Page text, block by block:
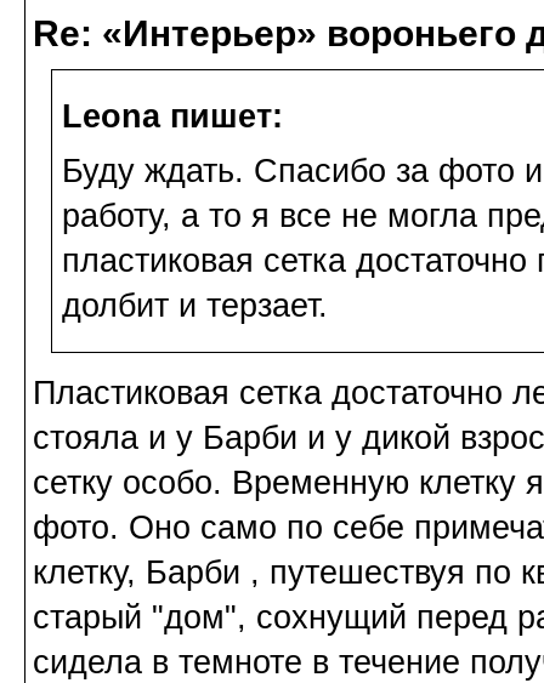
Re: «Интерьер» вороньего
Leona пишет:
Буду ждать. Спасибо за фото
работу, а то я все не могла
пластиковая сетка
долбит и терзает.
Пластиковая сетка достаточно
стояла и у Барби и у дикой
сетку особо. Временную клетку
фото. Оно само по себе
клетку, Барби , путешествуя по
старый "дом", сохнущий перед
сидела в темноте в течение